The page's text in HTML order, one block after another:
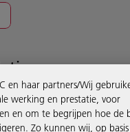
services
en haar partners/Wij
werking en prestatie, voor
en om te begrijpen hoe de
Zo kunnen wij, op